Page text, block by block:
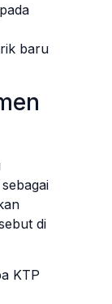
baru
di
KTP